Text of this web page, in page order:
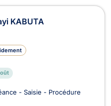
KABUTA
- Saisie - Procédure